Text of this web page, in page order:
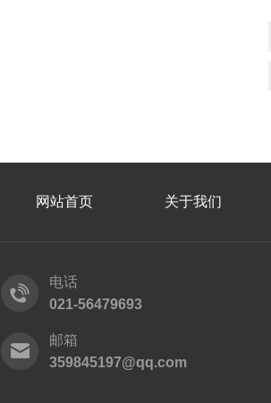
网站首页 关于我们
电话
021-56479693
邮箱
359845197@qq.com